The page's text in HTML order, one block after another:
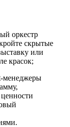
оркестр
скрытые
или
красок;
менеджеры